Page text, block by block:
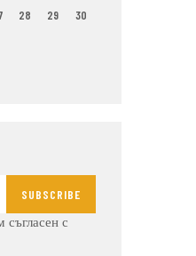
28 29
30
SUBSCRIBE
с